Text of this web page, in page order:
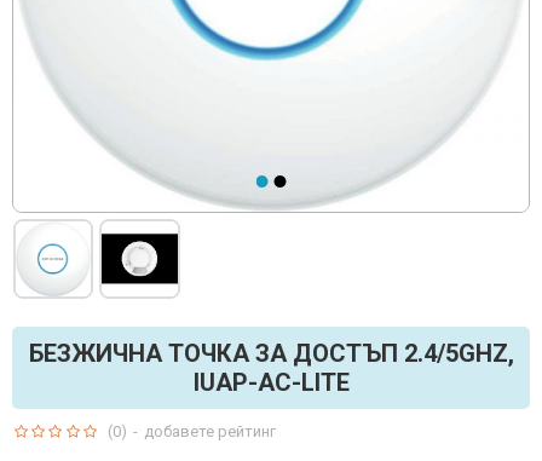
БЕЗЖИЧНА ТОЧКА ЗА ДОСТЪП 2.4/5GHZ,
IUAP-AC-LITE
(0) - добавете рейтинг